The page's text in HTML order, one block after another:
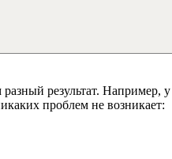
результат. Например,
проблем не возникает: